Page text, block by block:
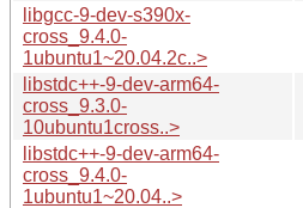
libgcc-9-dev-s390x-
cross_9.4.0-
1ubuntu1~20.04.2c..>
libstdc++-9-dev-arm64-
cross_9.3.0-
10ubuntu1cross..>
libstdc++-9-dev-arm64-
cross_9.4.0-
1ubuntu1~20.04..>